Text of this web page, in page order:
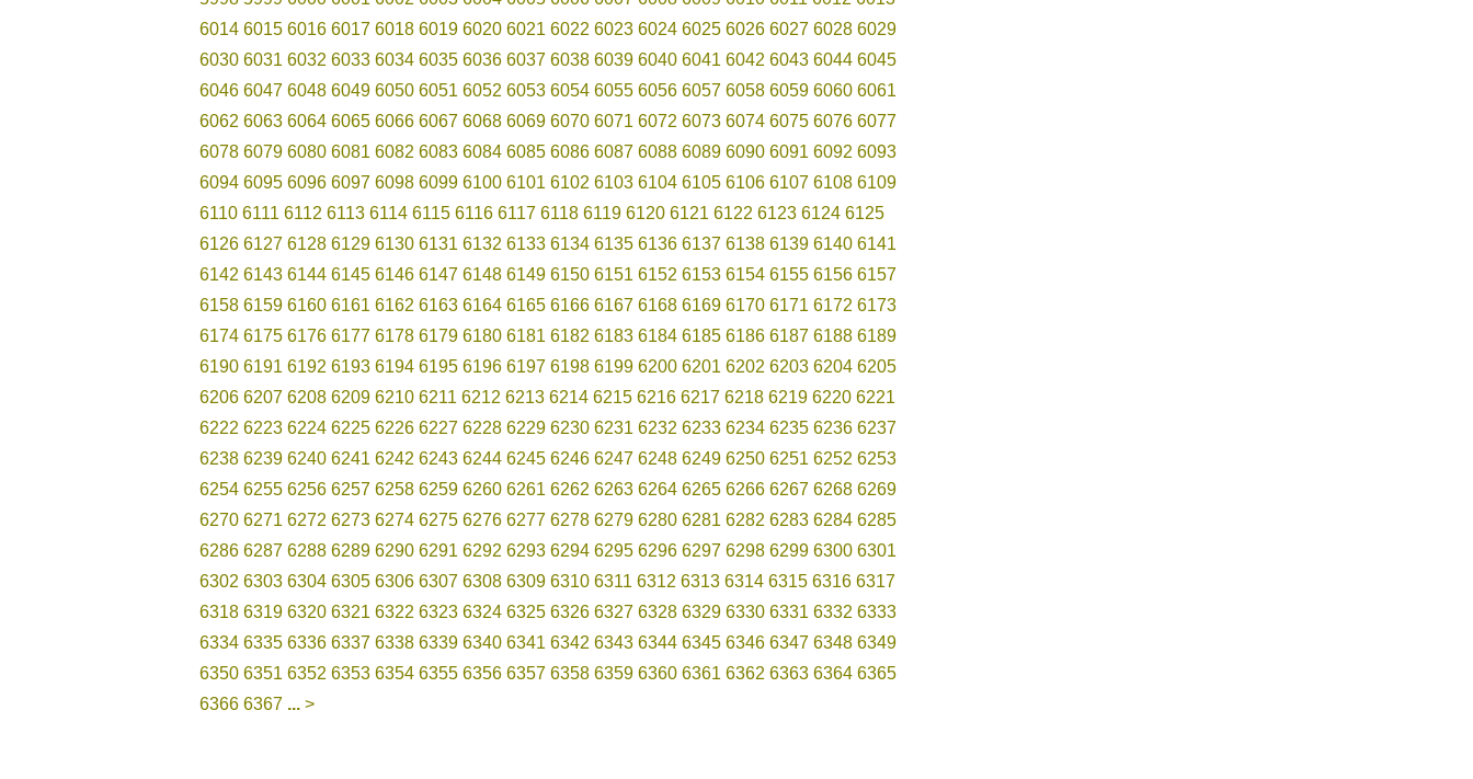
6014 6015 6016 6017 6018 6019 6020 6021 6022 6023 6024 6025 6026 6027 6028 6029
6030 6031 6032 6033 6034 6035 6036 6037 6038 6039 6040 6041 6042 6043 6044 6045
6046 6047 6048 6049 6050 6051 6052 6053 6054 6055 6056 6057 6058 6059 6060 6061
6062 6063 6064 6065 6066 6067 6068 6069 6070 6071 6072 6073 6074 6075 6076 6077
6078 6079 6080 6081 6082 6083 6084 6085 6086 6087 6088 6089 6090 6091 6092 6093
6094 6095 6096 6097 6098 6099 6100 6101 6102 6103 6104 6105 6106 6107 6108 6109
6110 6111 6112 6113 6114 6115 6116 6117 6118 6119 6120 6121 6122 6123 6124 6125
6126 6127 6128 6129 6130 6131 6132 6133 6134 6135 6136 6137 6138 6139 6140 6141
6142 6143 6144 6145 6146 6147 6148 6149 6150 6151 6152 6153 6154 6155 6156 6157
6158 6159 6160 6161 6162 6163 6164 6165 6166 6167 6168 6169 6170 6171 6172 6173
6174 6175 6176 6177 6178 6179 6180 6181 6182 6183 6184 6185 6186 6187 6188 6189
6190 6191 6192 6193 6194 6195 6196 6197 6198 6199 6200 6201 6202 6203 6204 6205
6206 6207 6208 6209 6210 6211 6212 6213 6214 6215 6216 6217 6218 6219 6220 6221
6222 6223 6224 6225 6226 6227 6228 6229 6230 6231 6232 6233 6234 6235 6236 6237
6238 6239 6240 6241 6242 6243 6244 6245 6246 6247 6248 6249 6250 6251 6252 6253
6254 6255 6256 6257 6258 6259 6260 6261 6262 6263 6264 6265 6266 6267 6268 6269
6270 6271 6272 6273 6274 6275 6276 6277 6278 6279 6280 6281 6282 6283 6284 6285
6286 6287 6288 6289 6290 6291 6292 6293 6294 6295 6296 6297 6298 6299 6300 6301
6302 6303 6304 6305 6306 6307 6308 6309 6310 6311 6312 6313 6314 6315 6316 6317
6318 6319 6320 6321 6322 6323 6324 6325 6326 6327 6328 6329 6330 6331 6332 6333
6334 6335 6336 6337 6338 6339 6340 6341 6342 6343 6344 6345 6346 6347 6348 6349
6350 6351 6352 6353 6354 6355 6356 6357 6358 6359 6360 6361 6362 6363 6364 6365
6366 6367 ... >